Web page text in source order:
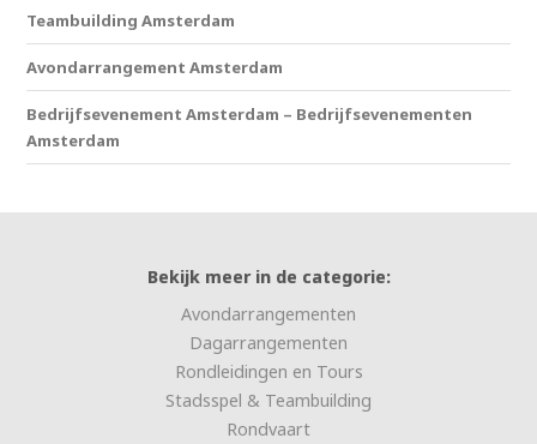
Teambuilding Amsterdam
Avondarrangement Amsterdam
Bedrijfsevenement Amsterdam – Bedrijfsevenementen
Amsterdam
Bekijk meer in de categorie:
Avondarrangementen
Dagarrangementen
Rondleidingen en Tours
Stadsspel & Teambuilding
Rondvaart